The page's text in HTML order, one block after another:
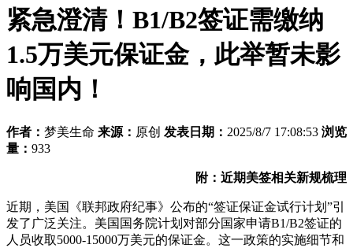
紧急澄清！B1/B2签证需缴纳
1.5万美元保证金，此举暂未影
响国内！
作者： 梦美生命 来源： 原创 发表日期： 2025/8/7 17:08:53 浏览
量： 933
附：近期美签相关新规梳理
近期，美国《联邦政府纪事》公布的“签证保证金试行计划”引
发了广泛关注。美国国务院计划对部分国家申请B1/B2签证的
人员收取5000-15000万美元的保证金。这一政策的实施细节和